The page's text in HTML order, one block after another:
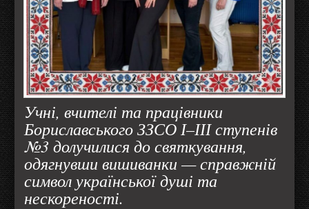
Учні, вчителі та працівники
Бориславського ЗЗСО І–ІІІ ступенів
№3 долучилися до святкування,
одягнувши вишиванки — справжній
символ української душі та
нескореності.